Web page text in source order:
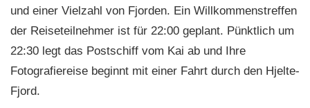
und einer Vielzahl von Fjorden. Ein Willkommenstreffen
der Reiseteilnehmer ist für 22:00 geplant. Pünktlich um
22:30 legt das Postschiff vom Kai ab und Ihre
Fotografiereise beginnt mit einer Fahrt durch den Hjelte-
Fjord.